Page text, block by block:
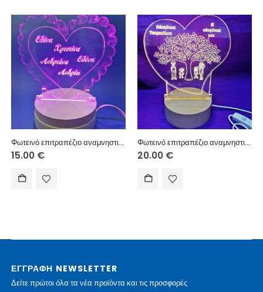
Φωτεινό επιτραπέζιο αναμνηστικό με USB πλαστική βάση 10 εκ. (κείμενο επιλογής σας)
15.00 €
Φωτεινό επιτραπέζιο αναμνηστικό με USB ξύλινη βάση 10 εκ. (κείμενο επιλογής σας)
20.00 €
ΕΓΓΡΑΦΗ NEWSLETTER
Δείτε πρώτοι όλα τα νέα προϊόντα και τις προσφορές